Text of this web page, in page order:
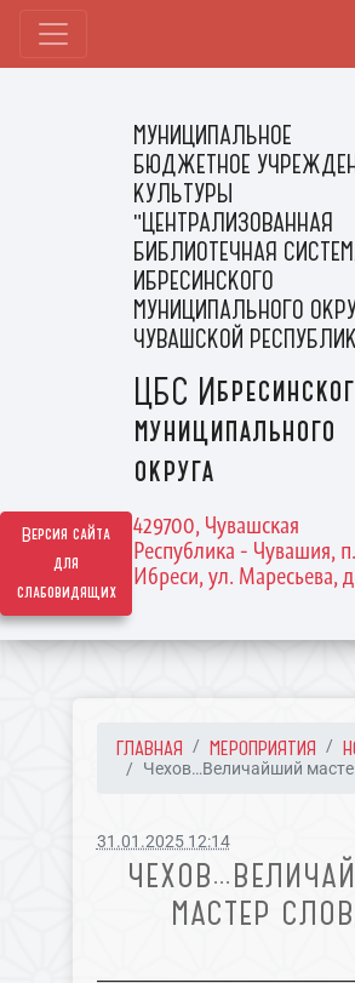
Версия сайта
для
слабовидящих
МУНИЦИПАЛЬНОЕ
БЮДЖЕТНОЕ
КУЛЬТУРЫ
"ЦЕНТРАЛИЗОВАННАЯ
БИБЛИОТЕЧНАЯ
ИБРЕСИНСКОГО
МУНИЦИПАЛЬНОГО
ЧУВАШСКОЙ
ЦБС
муниципального
округа
429700, Чувашская
Республика - Чувашия, п.
Ибреси, ул. Маресьева,
ГЛАВНАЯ МЕРОПРИЯТИЯ
Чехов…Величайший
31.01.2025 12:14
МАСТЕР